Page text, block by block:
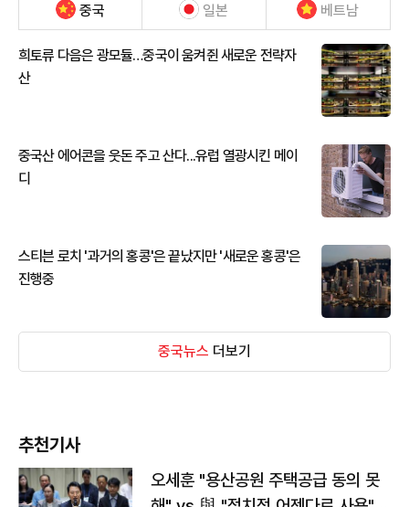
중국 일본 베트남
희토류 다음은 광모듈…중국이 움켜쥔 새로운 전략자
산
중국산 에어콘을 웃돈 주고 산다...유럽 열광시킨 메이
디
스티븐 로치 '과거의 홍콩'은 끝났지만 '새로운 홍콩'은
진행중
중국뉴스 더보기
추천기사
오세훈 "용산공원 주택공급 동의 못